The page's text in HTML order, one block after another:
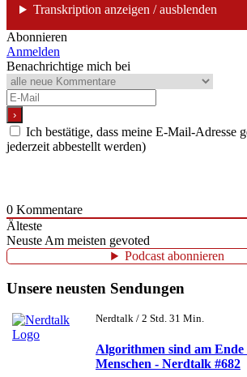
Transkription anzeigen / ausblenden
Abonnieren
Anmelden
Benachrichtige mich bei
Ich bestätige, dass meine E-Mail-Adresse
jederzeit abbestellt werden)
0 Kommentare
Älteste
Neuste Am meisten gevoted
Podcast abonnieren
Unsere neusten Sendungen
Nerdtalk / 2 Std. 31 Min.
Algorithmen sind am
Menschen - Nerdtalk #682